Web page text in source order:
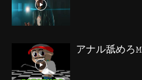
アナル舐め